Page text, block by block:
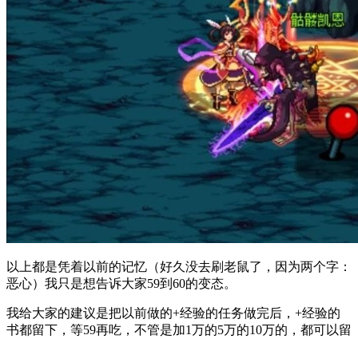
以上都是凭着以前的记忆（好久没去刷老鼠了，因为两个字：
恶心）我只是想告诉大家59到60的变态。
我给大家的建议是把以前做的+经验的任务做完后，+经验的
书都留下，等59再吃，不管是加1万的5万的10万的，都可以留